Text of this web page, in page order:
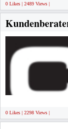
0 Likes | 2489 Views |
0 Likes | 2298 Views |